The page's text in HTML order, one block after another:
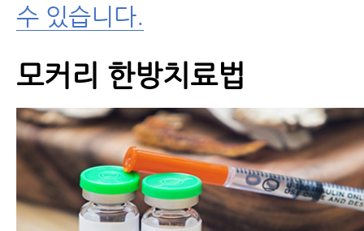
수 있습니다.
모커리 한방치료법